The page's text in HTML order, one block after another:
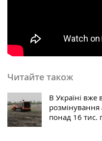
Читайте також
В Україні вже
розмінування
понад 16 тис.